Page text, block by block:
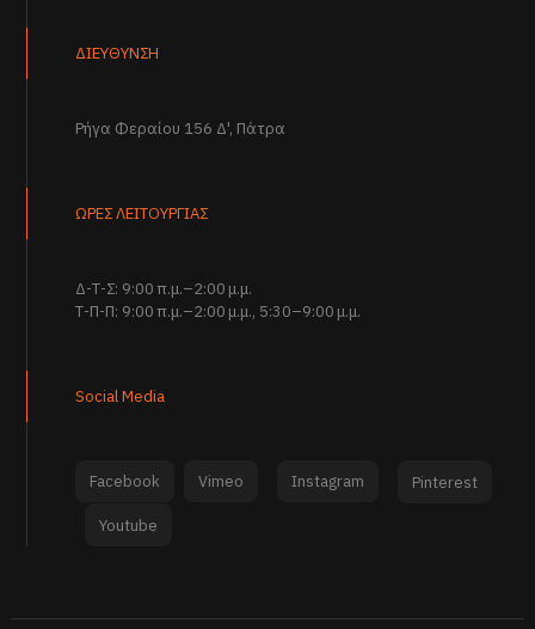
ΔΙΕΥΘΥΝΣΗ
Ρήγα Φεραίου 156 Δ', Πάτρα
ΩΡΕΣ ΛΕΙΤΟΥΡΓΙΑΣ
Δ-Τ-Σ: 9:00 π.μ.–2:00 μ.μ.
Τ-Π-Π: 9:00 π.μ.–2:00 μ.μ., 5:30–9:00 μ.μ.
Social Media
Facebook Vimeo Instagram Pinterest
Youtube